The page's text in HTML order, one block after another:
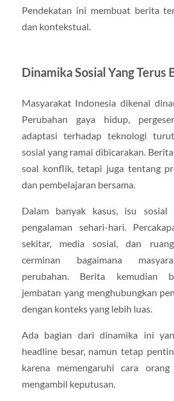
Pendekatan ini membuat berita
dan kontekstual.
Dinamika Sosial Yang Terus
Masyarakat Indonesia dikenal
Perubahan gaya hidup,
adaptasi terhadap teknologi
sosial yang ramai dibicarakan.
soal konflik, tetapi juga tentang
dan pembelajaran bersama.
Dalam banyak kasus, isu sosial
pengalaman sehari-hari.
sekitar, media sosial, dan
cerminan bagaimana
perubahan. Berita kemudian
jembatan yang menghubungkan
dengan konteks yang lebih luas.
Ada bagian dari dinamika ini
headline besar, namun tetap
karena memengaruhi cara
mengambil keputusan.